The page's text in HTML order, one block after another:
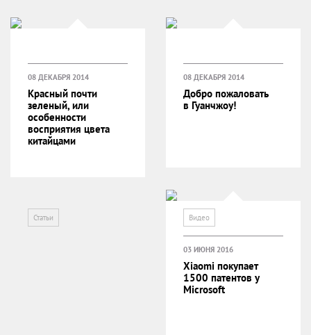
Статьи
08 ДЕКАБРЯ 2014
Красный почти
зеленый, или
особенности
восприятия цвета
китайцами
Видео
08 ДЕКАБРЯ 2014
Добро пожаловать
в Гуанчжоу!
03 ИЮНЯ 2016
Xiaomi покупает
1500 патентов у
Microsoft